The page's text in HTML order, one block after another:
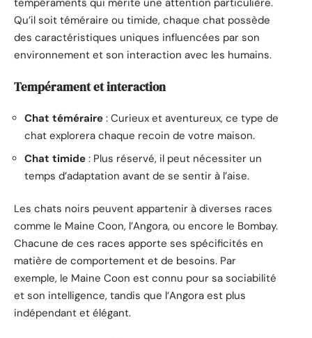
tempéraments qui mérite une attention particulière.
Qu’il soit téméraire ou timide, chaque chat possède
des caractéristiques uniques influencées par son
environnement et son interaction avec les humains.
Tempérament et interaction
Chat téméraire : Curieux et aventureux, ce type de
chat explorera chaque recoin de votre maison.
Chat timide : Plus réservé, il peut nécessiter un
temps d’adaptation avant de se sentir à l’aise.
Les chats noirs peuvent appartenir à diverses races
comme le Maine Coon, l’Angora, ou encore le Bombay.
Chacune de ces races apporte ses spécificités en
matière de comportement et de besoins. Par
exemple, le Maine Coon est connu pour sa sociabilité
et son intelligence, tandis que l’Angora est plus
indépendant et élégant.